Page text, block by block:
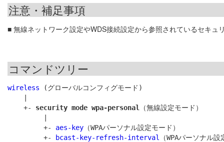
注意・補足事項
■ 無線ネットワーク設定やWDS接続設定から参照されているセキュ
コマンドツリー
wireless (グローバルコンフィグモード)
    +-
security mode wpa-personal
（無線設定モード）
         +-
aes-key （WPAパーソナル設定モード）
         +-
bcast-key-refresh-interval
（WPAパーソナル